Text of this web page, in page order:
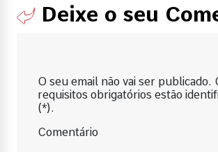
Deixe o seu
O seu email não vai ser publicado.
requisitos obrigatórios estão
(*).
Comentário